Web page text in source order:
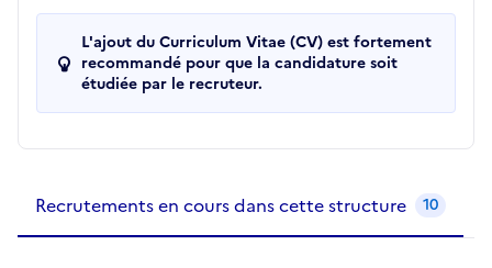
L'ajout du Curriculum Vitae (CV) est fortement
recommandé pour que la candidature soit
étudiée par le recruteur.
Recrutements en cours dans cette structure 10